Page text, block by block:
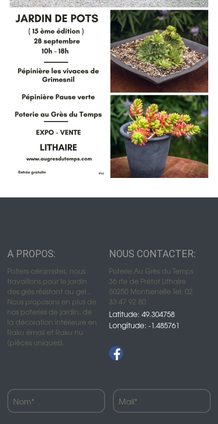
A PROPOS:
Potiers-céramistes, nous
travaillons pour le jardin
des grès résistant au gel .
Nous proposons en plus de
nos poteries de jardin, de
la décoration intérieure en
Raku émail et Raku nu
(pièces uniques).
NOUS CONTACTER:
Poterie Au Grès du Temps
36 rte de Prétot Lithaire
50250 Montsenelle Tel: 02
33 47 92 80
Latitude: 49.304758
Longitude: -1.485761